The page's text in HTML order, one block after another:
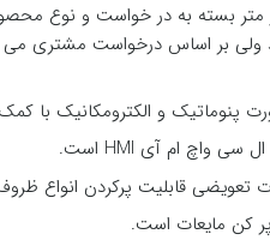
متر بسته به در خواست و
بر اساس درخواست مشتری می
پنوماتیک و الکترومکانیک با
تعویضی قابلیت پرکردن انواع ظروف
کن مایعات است.